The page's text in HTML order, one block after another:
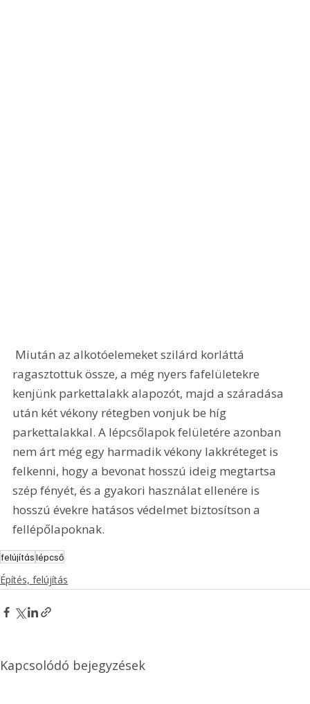
ragasztottuk össze, a még nyers fafelületekre
kenjünk parkettalakk alapozót, majd a száradása
után két vékony rétegben vonjuk be híg
parkettalakkal. A lépcsőlapok felületére azonban
nem árt még egy harmadik vékony lakkréteget is
felkenni, hogy a bevonat hosszú ideig megtartsa
szép fényét, és a gyakori használat ellenére is
hosszú évekre hatásos védelmet biztosítson a
fellépőlapoknak.
felújításlépcső
Építés, felújítás
Kapcsolódó bejegyzések